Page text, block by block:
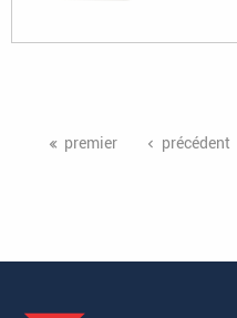
premier précédent